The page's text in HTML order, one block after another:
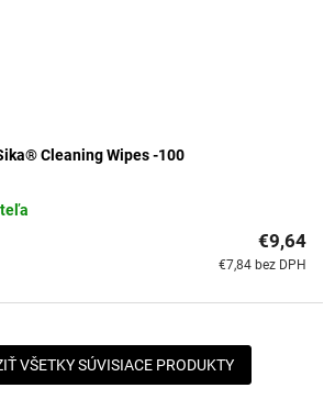
Cleaning Wipes -100
€7,84 bez DPH
€9,64
VŠETKY SÚVISIACE PRODUKTY